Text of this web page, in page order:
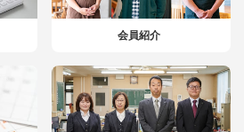
会員紹介